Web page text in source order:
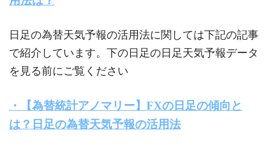
日足の為替天気予報の活用法に関しては下記の記事
で紹介しています。下の日足の日足天気予報データ
を見る前にご覧ください
・【為替統計アノマリー】FXの日足の傾向と
は？日足の為替天気予報の活用法